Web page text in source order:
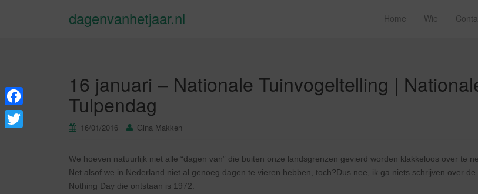
dagenvanhetjaar.nl Home Wie
16 januari – Nationale Tuinvogeltelling |
Tulpendag
16/01/2016 Gina Makken
We hoeven natuurlijk niet alle “dagen van” die buiten onze landsgrenzen gevierd worden klakkeloos over te
Net alsof we in Nederland niet al genoeg dagen te vieren hebben, toch?Dus nee, ik ga niets schrijven over de
Nothing Day die ontstaan is 1972.
F